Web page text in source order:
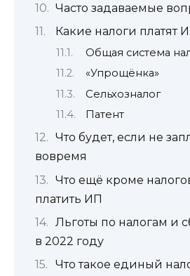
Часто задаваемые
Какие налоги платят
Общая система
«Упрощёнка»
Сельхозналог
Патент
Что будет, если не
вовремя
Что ещё кроме
платить ИП
Льготы по налогам и
в 2022 году
Что такое единый